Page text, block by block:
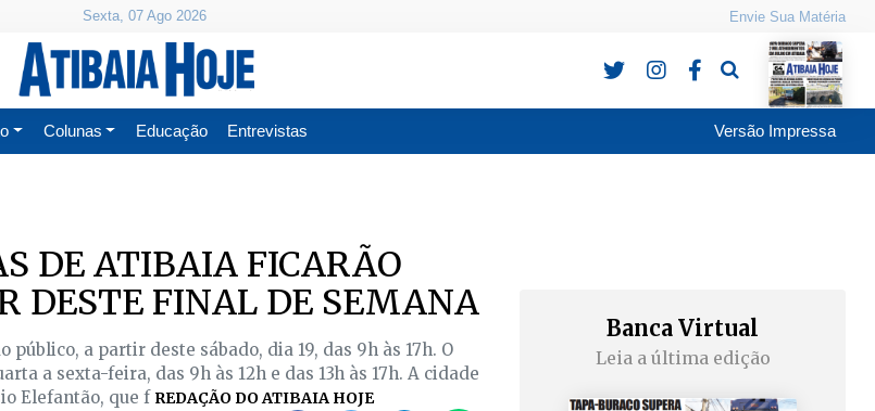
Sexta, 07 Ago 2026 Envie Sua Matéria
Pesquisa
Colunas Educação Entrevistas Versão Impressa
DE ATIBAIA FICARÃO
DESTE FINAL DE SEMANA
a partir deste sábado, dia 19, das 9h às 17h. O
a sexta-feira, das 9h às 12h e das 13h às 17h. A cidade
Elefantão, que f REDAÇÃO DO ATIBAIA HOJE
Banca Virtual
Leia a última edição